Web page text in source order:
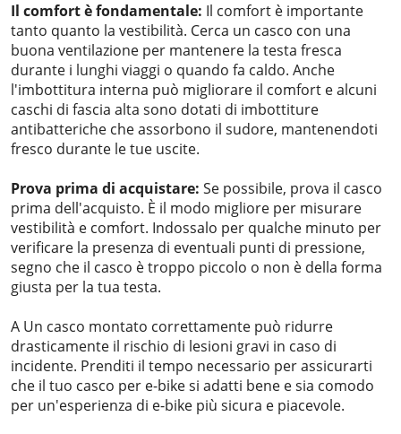
Il comfort è fondamentale: Il comfort è importante
tanto quanto la vestibilità. Cerca un casco con una
buona ventilazione per mantenere la testa fresca
durante i lunghi viaggi o quando fa caldo. Anche
l'imbottitura interna può migliorare il comfort e alcuni
caschi di fascia alta sono dotati di imbottiture
antibatteriche che assorbono il sudore, mantenendoti
fresco durante le tue uscite.
Prova prima di acquistare: Se possibile, prova il casco
prima dell'acquisto. È il modo migliore per misurare
vestibilità e comfort. Indossalo per qualche minuto per
verificare la presenza di eventuali punti di pressione,
segno che il casco è troppo piccolo o non è della forma
giusta per la tua testa.
A Un casco montato correttamente può ridurre
drasticamente il rischio di lesioni gravi in ​​caso di
incidente. Prenditi il ​​tempo necessario per assicurarti
che il tuo casco per e-bike si adatti bene e sia comodo
per un'esperienza di e-bike più sicura e piacevole.